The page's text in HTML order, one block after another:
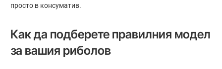
просто в консуматив.
Как да подберете правилния модел
за вашия риболов